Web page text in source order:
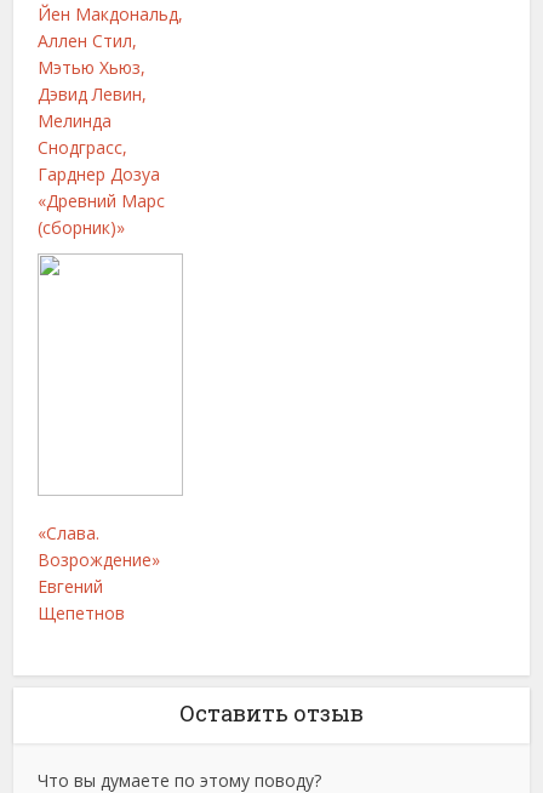
Йен Макдональд,
Аллен Стил,
Мэтью Хьюз,
Дэвид Левин,
Мелинда
Снодграсс,
Гарднер Дозуа
«Древний Марс
(сборник)»
«Слава.
Возрождение»
Евгений
Щепетнов
Оставить отзыв
Что вы думаете по этому поводу?